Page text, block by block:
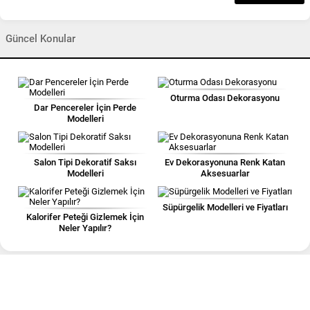
Güncel Konular
Dar Pencereler İçin Perde
Modelleri
Oturma Odası Dekorasyonu
Salon Tipi Dekoratif Saksı
Modelleri
Ev Dekorasyonuna Renk Katan
Aksesuarlar
Kalorifer Peteği Gizlemek İçin
Neler Yapılır?
Süpürgelik Modelleri ve Fiyatları